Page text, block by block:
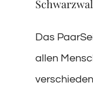
Das
allen